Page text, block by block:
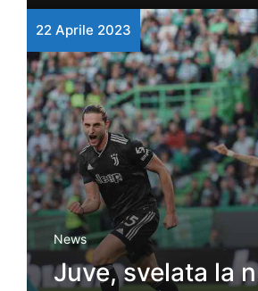
22 Aprile 2023
News
Juve, svelata la